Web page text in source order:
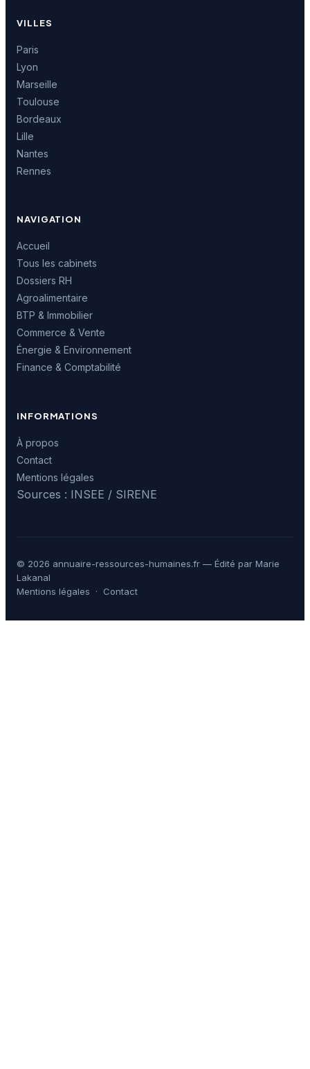
VILLES
Paris
Lyon
Marseille
Toulouse
Bordeaux
Lille
Nantes
Rennes
NAVIGATION
Accueil
Tous les cabinets
Dossiers RH
Agroalimentaire
BTP & Immobilier
Commerce & Vente
Énergie & Environnement
Finance & Comptabilité
INFORMATIONS
À propos
Contact
Mentions légales
Sources : INSEE / SIRENE
© 2026 annuaire-ressources-humaines.fr — Édité par Marie
Lakanal
Mentions légales · Contact